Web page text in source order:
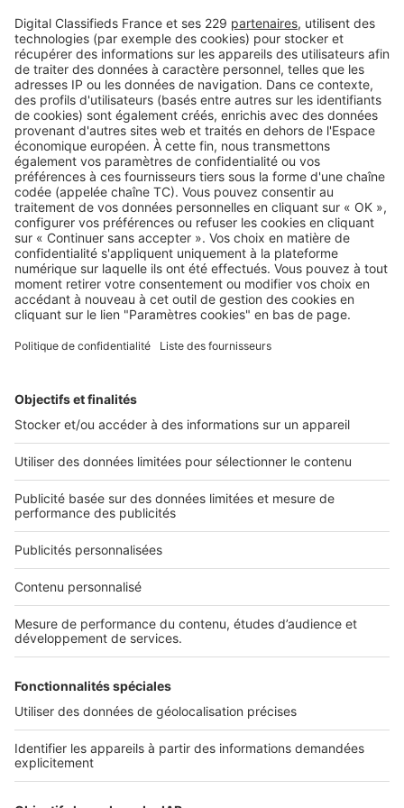
Image
Programmes neufs
Clos Le Nôtre à L’Isle-Adam : une
opportunité de choix à deux pas de
la marina
Image
Programmes neufs
La Marina à Cormeilles-en-Parisis :
vivez la dolce vita à 12 km de Paris
Image
Régions
Louvres-Puiseux en France : un
Villes
Bezons restructure son centre-ville
avec 700 logements à la clé
SeLoger neuf c'est aussi...
DÉCOUVRIR